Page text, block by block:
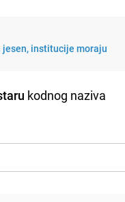
jesen, institucije moraju
kodnog naziva